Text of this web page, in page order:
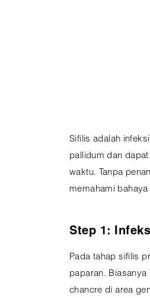
Sifilis adalah
pallidum dan
waktu. Tanpa
memahami
Step 1:
Pada tahap sifilis
paparan.
chancre di area